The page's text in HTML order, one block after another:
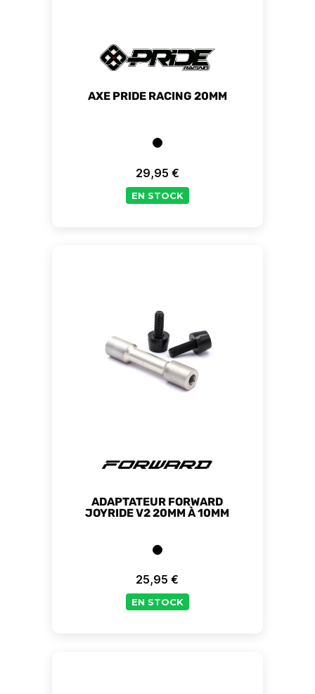
AXE PRIDE RACING 20MM
Prix
29,95 €
EN STOCK
ADAPTATEUR FORWARD
JOYRIDE V2 20MM À 10MM
Prix
25,95 €
EN STOCK